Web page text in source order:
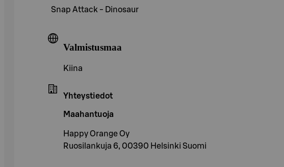
Snap Attack - Dinosaur
Valmistusmaa
Kiina
Yhteystiedot
Maahantuoja
Happy Orange Oy
Ruosilankuja 6, 00390 Helsinki Suomi